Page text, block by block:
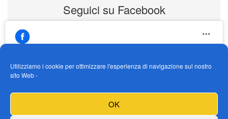
Utilizziamo i cookie per ottimizzare l'esperienza di navigazione sul nostro
sito Web -
OK
Seguici su Facebook
https://www.facebook.com/Vendogokartit/
Fai clic per accettare i cookie marketing e
abilitare questo contenuto